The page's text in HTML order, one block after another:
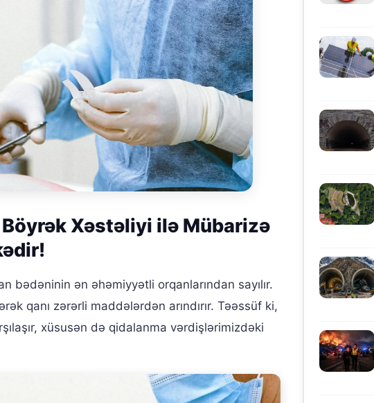
Xəstəliyi ilə Mübarizə
bədəninin ən əhəmiyyətli orqanlarından sayılır.
qanı zərərli maddələrdən arındırır. Təəssüf ki,
xüsusən də qidalanma vərdişlərimizdəki